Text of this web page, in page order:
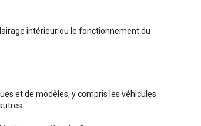
intérieur ou le fonctionnement du
et de modèles, y compris les véhicules